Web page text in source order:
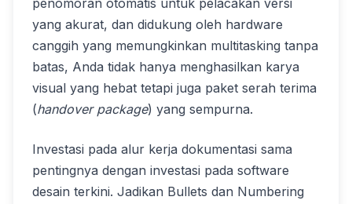
penomoran otomatis untuk pelacakan versi
yang akurat, dan didukung oleh hardware
canggih yang memungkinkan multitasking tanpa
batas, Anda tidak hanya menghasilkan karya
visual yang hebat tetapi juga paket serah terima
(handover package) yang sempurna.
Investasi pada alur kerja dokumentasi sama
pentingnya dengan investasi pada software
desain terkini. Jadikan Bullets dan Numbering